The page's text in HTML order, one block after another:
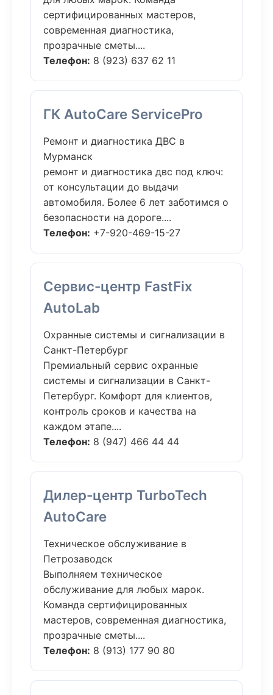
сертифицированных мастеров,
современная диагностика,
прозрачные сметы....
Телефон: 8 (923) 637 62 11
ГК AutoCare ServicePro
Ремонт и диагностика ДВС в
Мурманск
ремонт и диагностика двс под ключ:
от консультации до выдачи
автомобиля. Более 6 лет заботимся о
безопасности на дороге....
Телефон: +7-920-469-15-27
Сервис-центр FastFix
AutoLab
Охранные системы и сигнализации в
Санкт-Петербург
Премиальный сервис охранные
системы и сигнализации в Санкт-
Петербург. Комфорт для клиентов,
контроль сроков и качества на
каждом этапе....
Телефон: 8 (947) 466 44 44
Дилер-центр TurboTech
AutoCare
Техническое обслуживание в
Петрозаводск
Выполняем техническое
обслуживание для любых марок.
Команда сертифицированных
мастеров, современная диагностика,
прозрачные сметы....
Телефон: 8 (913) 177 90 80